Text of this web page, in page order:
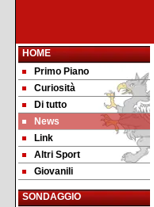
HOME
Primo Piano
Curiosità
Di tutto
News
Link
Altri Sport
Giovanili
SONDAGGIO